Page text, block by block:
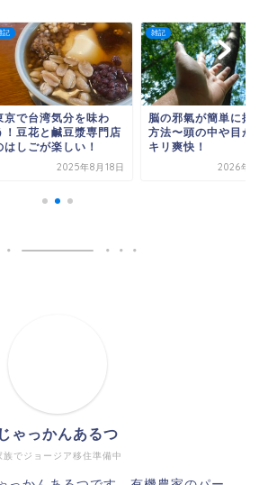
記
の邪氣が簡単に抜ける
法〜頭の中や目がスッ
リ爽快！
2026年1月7日
雑記
【葉山横須賀】子連
も100％楽しめる大
の中でランチ「
2025年1
族でジョージア移住準備中
じゃっかんあるつ